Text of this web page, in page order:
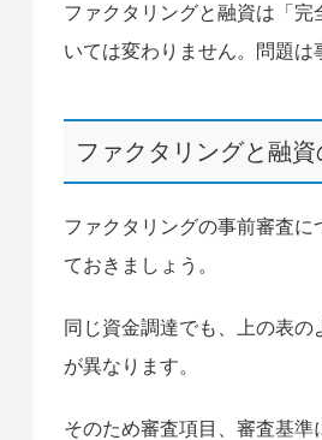
ファクタリングと融資は「
いては変わりません。問題は
ファクタリングと融
ファクタリングの事前審査
ておきましょう。
同じ資金調達でも、上の表
が異なります。
そのため審査項目、審査基